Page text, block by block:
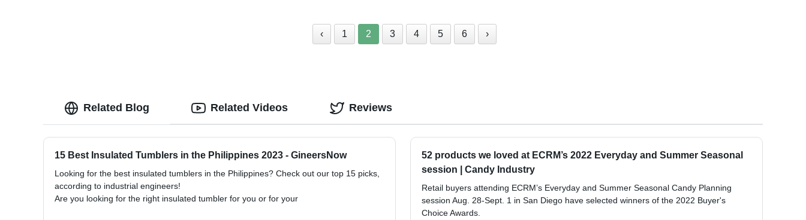
‹ 1 2 3 4 5 6 ›
Related Blog
15 Best Insulated Tumblers in the Philippines 2023 - GineersNow
Looking for the best insulated tumblers in the Philippines? Check out our top 15 picks,
according to industrial engineers!
Are you looking for the right insulated tumbler for you or for your
52 products we loved at ECRM’s 2022 Everyday and Summer Seasonal
session | Candy Industry
Retail buyers attending ECRM’s Everyday and Summer Seasonal Candy Planning
session Aug. 28-Sept. 1 in San Diego have selected winners of the 2022 Buyer's
Choice Awards.
Related Videos Reviews